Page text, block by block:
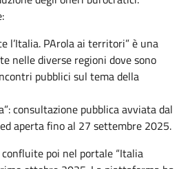
l’Italia. PArola ai territori” è una
nelle diverse regioni dove sono
pubblici sul tema della
consultazione pubblica avviata dal
aperta fino al 27 settembre 2025.
poi nel portale “Italia